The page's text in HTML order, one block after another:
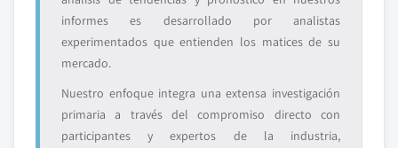
informes es desarrollado por analistas
experimentados que entienden los matices de su
mercado.
Nuestro enfoque integra una extensa investigación
primaria a través del compromiso directo con
participantes y expertos de la industria,